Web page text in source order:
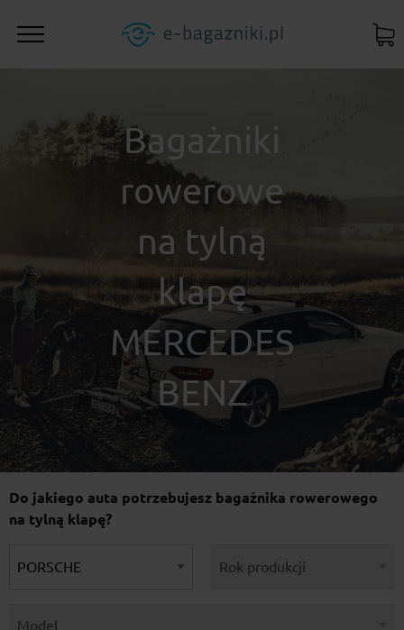
Bagażniki
rowerowe
na tylną
klapę
MERCEDES
BENZ
Do jakiego auta potrzebujesz bagażnika rowerowego
na tylną klapę?